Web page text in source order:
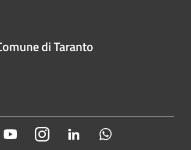
di Taranto
YoutubeInstagram LinkedIn